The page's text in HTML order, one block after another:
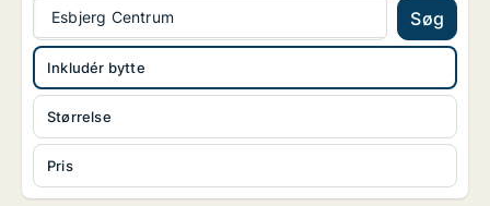
Esbjerg Centrum Søg
Størrelse
Pris
Inkludér bytte